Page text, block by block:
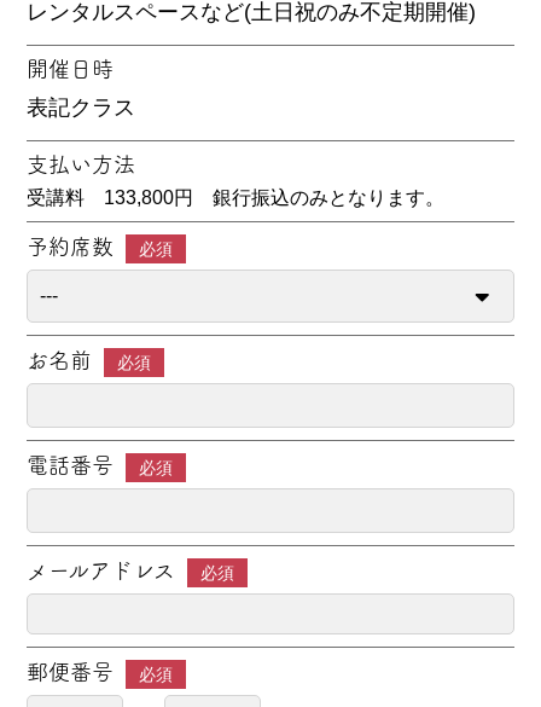
開催日時
支払い方法
受講料 133,800円 銀行振込のみとなります。
予約席数 必須
お名前 必須
電話番号 必須
メールアドレス 必須
郵便番号 必須